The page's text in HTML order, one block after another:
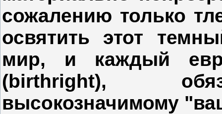
сожалению только
освятить этот
мир, и каждый
(birthright),
высокозначимому